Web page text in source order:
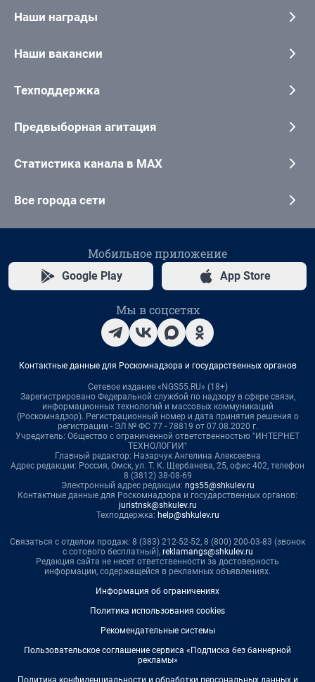
Наши награды
Наши вакансии
Техподдержка
Предвыборная агитация
Статистика канала в MAX
Все города сети
Мобильное приложение
Google Play App Store
Мы в соцсетях
Контактные данные для Роскомнадзора и государственных органов
Сетевое издание «NGS55.RU» (18+)
Зарегистрировано Федеральной службой по надзору в сфере связи,
информационных технологий и массовых коммуникаций
(Роскомнадзор). Регистрационный номер и дата принятия решения о
регистрации - ЭЛ № ФС 77 - 78819 от 07.08.2020 г.
Учредитель: Общество с ограниченной ответственностью "ИНТЕРНЕТ
ТЕХНОЛОГИИ"
Главный редактор: Назарчук Ангелина Алексеевна
Адрес редакции: Россия, Омск, ул. Т. К. Щербанева, 25, офис 402, телефон
8 (3812) 38-08-69
Электронный адрес редакции: ngs55@shkulev.ru
Контактные данные для Роскомнадзора и государственных органов:
juristnsk@shkulev.ru
Техподдержка: help@shkulev.ru
Связаться с отделом продаж: 8 (383) 212-52-52, 8 (800) 200-03-83 (звонок
с сотового бесплатный), reklamangs@shkulev.ru
Редакция сайта не несет ответственности за достоверность
информации, содержащейся в рекламных объявлениях.
Информация об ограничениях
Политика использования cookies
Рекомендательные системы
Пользовательское соглашение сервиса «Подписка без баннерной
рекламы»
Политика конфиденциальности и обработки персональных данных и